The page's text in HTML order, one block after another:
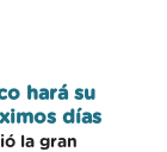
hará su
días
la gran